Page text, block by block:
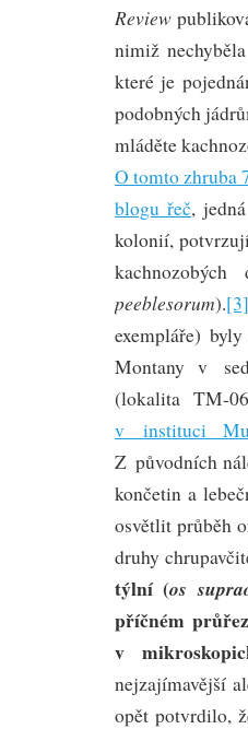
Review
nimiž
které je
podobných
mláděte
O tomto zhruba
blogu řeč,
kolonií,
peeblesorum).[3]
exempláře)
Montany v
(lokalita TM-
v instituci
Z původních
končetin a
osvětlit průběh
druhy
týlní (os
příčném
v
nejzajímavější
opět potvrdilo,